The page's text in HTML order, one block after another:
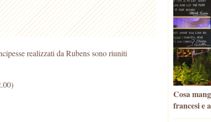
realizzati da Rubens sono riuniti
Cosa
francesi e